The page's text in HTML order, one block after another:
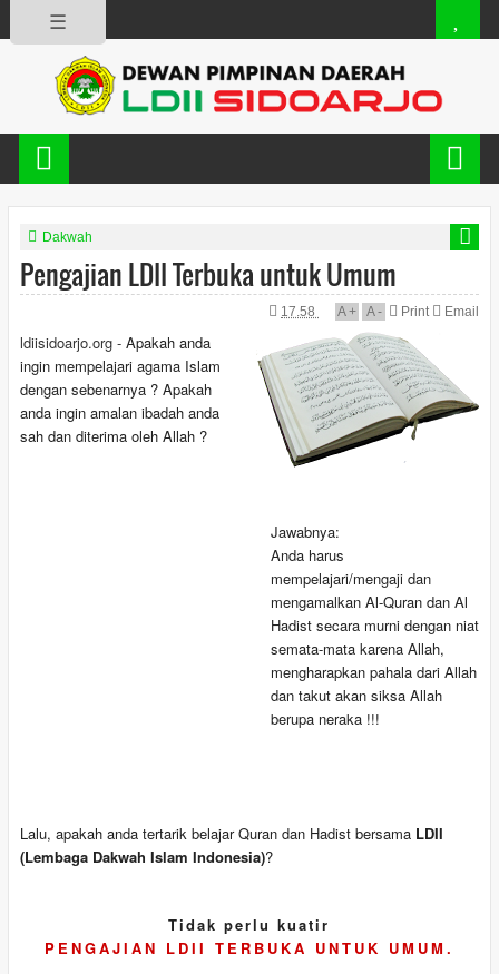
☰
Dakwah
Pengajian LDII Terbuka untuk Umum
17.58 A+ A- Print Email
ldiisidoarjo.org - Apakah anda
ingin mempelajari agama Islam
dengan sebenarnya ? Apakah
anda ingin amalan ibadah anda
sah dan diterima oleh Allah ?
Jawabnya:
Anda harus
mempelajari/mengaji dan
mengamalkan Al-Quran dan Al
Hadist secara murni dengan niat
semata-mata karena Allah,
mengharapkan pahala dari Allah
dan takut akan siksa Allah
berupa neraka !!!
Lalu, apakah anda tertarik belajar Quran dan Hadist bersama LDII
(Lembaga Dakwah Islam Indonesia)?
Tidak perlu kuatir
PENGAJIAN LDII TERBUKA UNTUK UMUM.